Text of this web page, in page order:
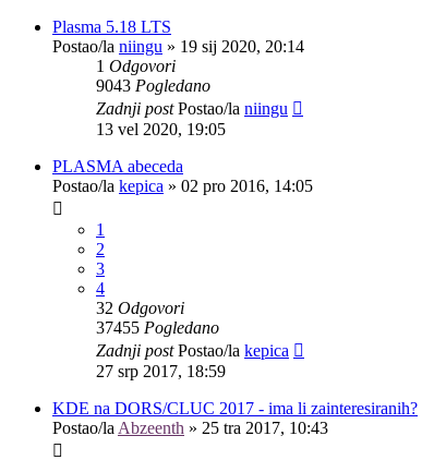
Plasma 5.18 LTS
Postao/la niingu » 19 sij 2020, 20:14
1 Odgovori
9043 Pogledano
Zadnji postPostao/la niingu
13 vel 2020, 19:05
PLASMA abeceda
Postao/la kepica » 02 pro 2016, 14:05
1
2
3
4
32 Odgovori
37455 Pogledano
Zadnji postPostao/la kepica
27 srp 2017, 18:59
KDE na DORS/CLUC 2017 - ima li zainteresiranih?
Postao/la Abzeenth » 25 tra 2017, 10:43